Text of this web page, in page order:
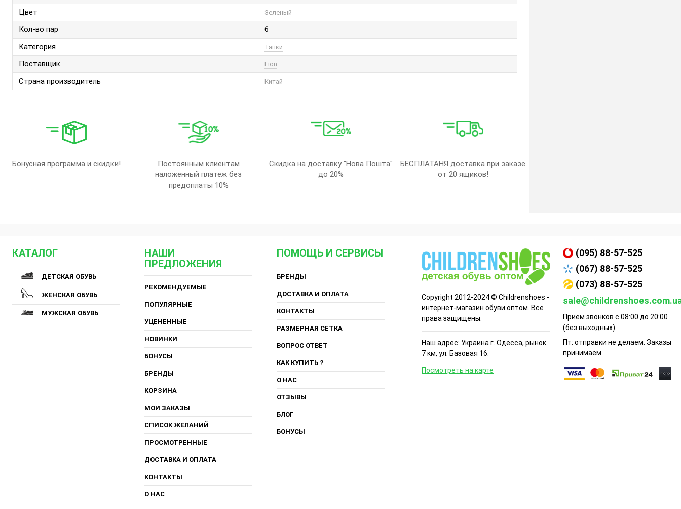
Цвет
Зеленый
Кол-во пар
6
Категория
Тапки
Поставщик Lion
Страна производитель Китай
Бонусная программа и скидки!
Постоянным клиентам
наложенный платеж без
предоплаты 10%
Скидка на доставку "Нова Пошта"
до 20%
БЕСПЛАТАНЯ доставка при заказе
от 20 ящиков!
КАТАЛОГ
ДЕТСКАЯ ОБУВЬ
ЖЕНСКАЯ ОБУВЬ
МУЖСКАЯ ОБУВЬ
НАШИ
ПРЕДЛОЖЕНИЯ
РЕКОМЕНДУЕМЫЕ
ПОПУЛЯРНЫЕ
УЦЕНЕННЫЕ
НОВИНКИ
БОНУСЫ
БРЕНДЫ
КОРЗИНА
МОИ ЗАКАЗЫ
СПИСОК ЖЕЛАНИЙ
ПРОСМОТРЕННЫЕ
ДОСТАВКА И ОПЛАТА
КОНТАКТЫ
О НАС
ПОМОЩЬ И СЕРВИСЫ
БРЕНДЫ
ДОСТАВКА И ОПЛАТА
КОНТАКТЫ
РАЗМЕРНАЯ СЕТКА
ВОПРОС ОТВЕТ
КАК КУПИТЬ ?
О НАС
ОТЗЫВЫ
БЛОГ
БОНУСЫ
Copyright 2012-2024 © Childrenshoes -
интернет-магазин обуви оптом. Все
права защищены.
Наш адрес: Украина г. Одесса, рынок
7 км, ул. Базовая 16.
Посмотреть на карте
(095) 88-57-525
(067) 88-57-525
(073) 88-57-525
Прием звонков с 08:00 до 20:00
(без выходных)
Пт: отправки не делаем. Заказы
принимаем.